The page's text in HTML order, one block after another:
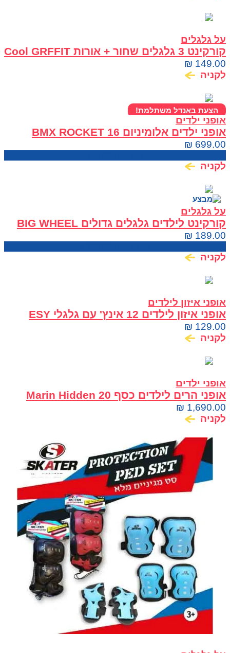
על גלגלים
קורקינט 3 גלגלים שחור + אורות Cool GRFFIT
₪ 149.00
לקניה
הצעת באנדל משתלמת!
אופני ילדים
אופני ילדים אלומיניום BMX ROCKET 16
₪ 699.00
לקניה
על גלגלים
קורקינט לילדים גלגלים גדולים BIG WHEEL
SCOOTER
₪ 189.00
לקניה
אופני איזון לילדים
אופני איזון לילדים 12 אינץ' עם גלגלי ESY
WAY EVA
₪ 129.00
לקניה
אופני ילדים
אופני הרים לילדים כסף 20 Marin Hidden
Canyon
₪ 1,690.00
לקניה